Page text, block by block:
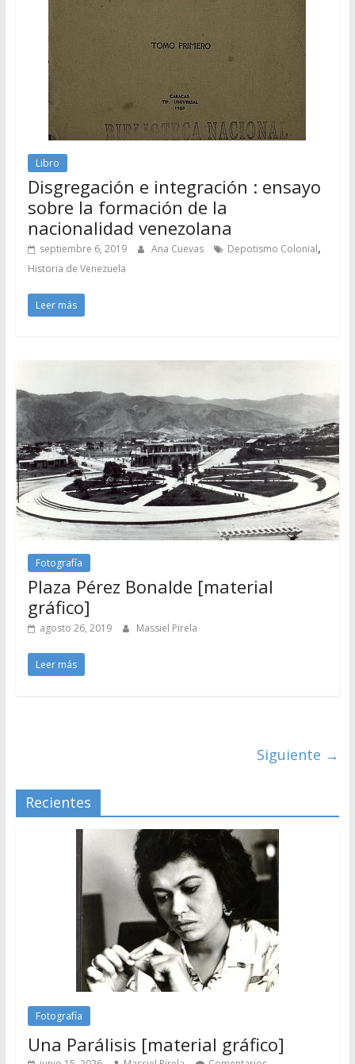
Libro
Disgregación e integración : ensayo
sobre la formación de la
nacionalidad venezolana
septiembre 6, 2019 Ana Cuevas Depotismo Colonial,
Historia de Venezuela
Leer más
Fotografía
Plaza Pérez Bonalde [material
gráfico]
agosto 26, 2019 Massiel Pirela
Leer más
Siguiente →
Recientes
Fotografía
Una Parálisis [material gráfico]